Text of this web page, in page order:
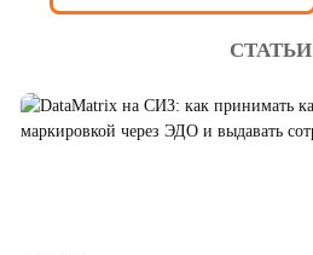
СТАТЬИ